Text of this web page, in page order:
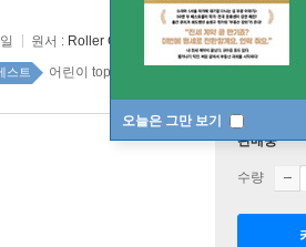
오늘은 그만 보기
원서 : Roller Girl
스트 어린이 top100 5주
판매중
수량